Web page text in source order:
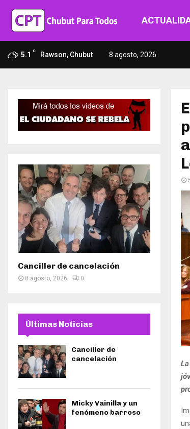
5.1 C Rawson, Chubut 8 agosto, 2026
Canciller de cancelación
8 agosto, 2026 0
Últimas Noticias
Canciller de
cancelación
Micky Vainilla y un
fenómeno barroso